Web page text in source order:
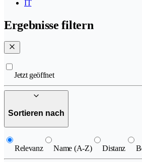
IT
Ergebnisse filtern
Jetzt geöffnet
Sortieren nach
Relevanz Name (A-Z) Distanz